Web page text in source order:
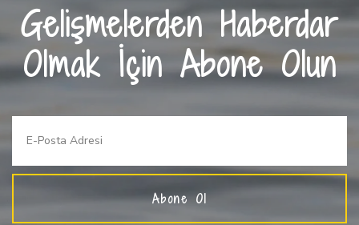
Gelişmelerden Haberdar
Olmak İçin Abone Olun
Abone Ol